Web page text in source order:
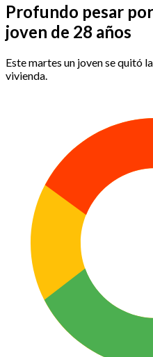
Profundo pesar
joven de 28 años
Este martes un joven se quitó
vivienda.